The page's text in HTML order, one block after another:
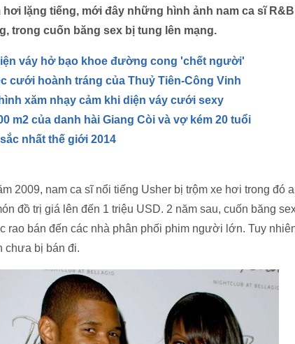
hơi lặng tiếng, mới đây những hình ảnh nam ca sĩ
trong cuốn băng sex bị tung lên mạng.
váy hở bạo khoe đường cong 'chết người'
cưới hoành tráng của Thuỷ Tiên-Công Vinh
xăm nhạy cảm khi diện váy cưới sexy
m2 của danh hài Giang Còi và vợ kém 20 tuổi
nhất thế giới 2014
2009, nam ca sĩ nổi tiếng Usher bị trộm xe hơi trong đó
đồ trị giá lên đến 1 triệu USD. 2 năm sau, cuốn băng
rao bán đến các nhà phân phối phim người lớn. Tuy
chưa bị bán đi.